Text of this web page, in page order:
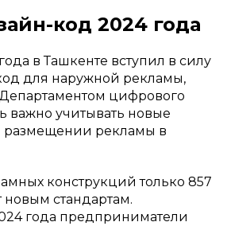
код 2024 года
в Ташкенте вступил в силу
для наружной рекламы,
цифрового
важно учитывать новые
размещении рекламы в
конструкций только 857
новым стандартам.
года предприниматели